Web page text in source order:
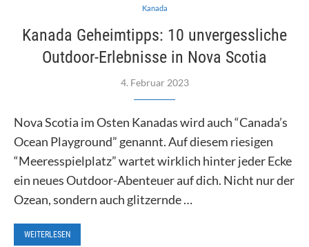
Kanada
Kanada Geheimtipps: 10 unvergessliche
Outdoor-Erlebnisse in Nova Scotia
4. Februar 2023
Nova Scotia im Osten Kanadas wird auch “Canada’s
Ocean Playground” genannt. Auf diesem riesigen
“Meeresspielplatz” wartet wirklich hinter jeder Ecke
ein neues Outdoor-Abenteuer auf dich. Nicht nur der
Ozean, sondern auch glitzernde …
WEITERLESEN